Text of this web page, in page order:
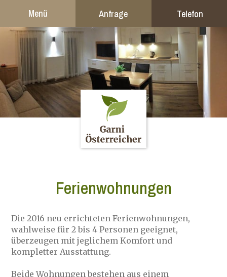
Menü Anfrage Telefon
Ferienwohnungen
Die 2016 neu errichteten Ferienwohnungen,
wahlweise für 2 bis 4 Personen geeignet,
überzeugen mit jeglichem Komfort und
kompletter Ausstattung.
Beide Wohnungen bestehen aus einem